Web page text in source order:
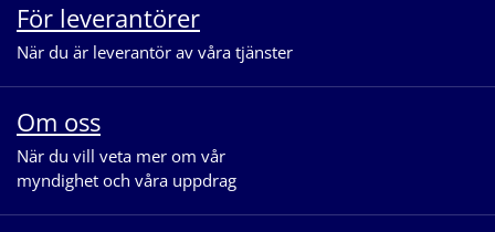
För leverantörer
När du är leverantör av våra tjänster
Om oss
När du vill veta mer om vår
myndighet och våra uppdrag